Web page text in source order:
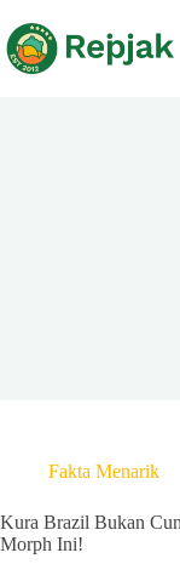
Fakta Menarik
Kura Brazil Bukan
Morph Ini!